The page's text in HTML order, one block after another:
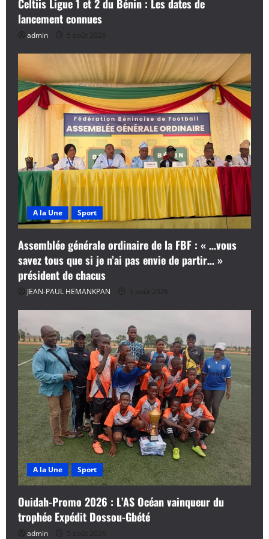
Celtiis Ligue 1 et 2 du Bénin : Les dates de
lancement connues
admin 5 août 2026
A la Une Sport
Assemblée générale ordinaire de la FBF : « …vous
savez tous que si je n’ai pas envie de partir… »
président de chacus
JEAN-PAUL HEMANKPAN 5 août 2026
A la Une Sport
Ouidah-Promo 2026 : L’AS Océan vainqueur du
trophée Expédit Dossou-Gbété
admin 5 août 2026